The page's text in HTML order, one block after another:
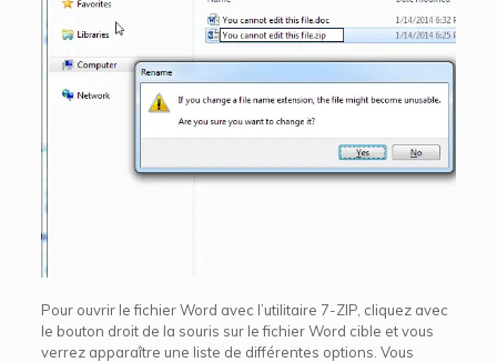
Pour ouvrir le fichier Word avec l’utilitaire 7-ZIP, cliquez avec
le bouton droit de la souris sur le fichier Word cible et vous
verrez apparaître une liste de différentes options. Vous